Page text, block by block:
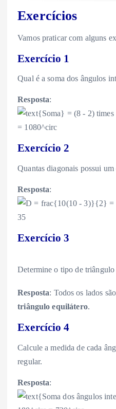
Exercícios
Vamos praticar com alguns
Exercício 1
Qual é a soma dos ângulos
Resposta:
Exercício 2
Quantas diagonais possui um
Resposta:
Exercício 3
Determine o tipo de triângulo
Resposta: Todos os lados
triângulo equilátero.
Exercício 4
Calcule a medida de cada
regular.
Resposta: